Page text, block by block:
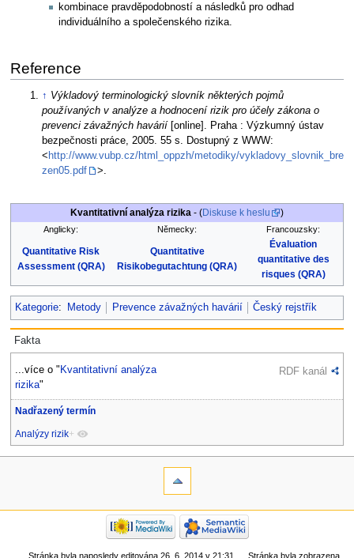
kombinace pravděpodobností a následků pro odhad
individuálního a společenského rizika.
Reference
↑ Výkladový terminologický slovník některých pojmů
používaných v analýze a hodnocení rizik pro účely zákona o
prevenci závažných havárií [online]. Praha : Výzkumný ústav
bezpečnosti práce, 2005. 55 s. Dostupný z WWW:
< http://www.vubp.cz/html_oppzh/metodiky/vykladovy_slovnik_bre
zen05.pdf
>.
Kvantitativní analýza rizika - (Diskuse k heslu )
Anglicky: Německy: Francouzsky:
Quantitative Risk
Assessment (QRA)
Quantitative
Risikobegutachtung (QRA)
Évaluation
quantitative des
risques (QRA)
Kategorie: Metody Prevence závažných havárií Český rejstřík
Fakta
...více o " Kvantitativní analýza
rizika"
RDF kanál
Nadřazený termín
Analýzy rizik+
Stránka byla naposledy editována 26. 6. 2014 v 21:31. Stránka byla zobrazena